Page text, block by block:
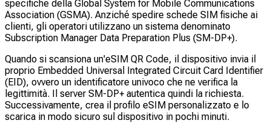
specifiche della Global System for Mobile Communications
Association (GSMA). Anziché spedire schede SIM fisiche ai
clienti, gli operatori utilizzano un sistema denominato
Subscription Manager Data Preparation Plus (SM-DP+).
Quando si scansiona un'eSIM QR Code, il dispositivo invia il
proprio Embedded Universal Integrated Circuit Card Identifier
(EID), ovvero un identificatore univoco che ne verifica la
legittimità. Il server SM-DP+ autentica quindi la richiesta.
Successivamente, crea il profilo eSIM personalizzato e lo
scarica in modo sicuro sul dispositivo in pochi minuti.